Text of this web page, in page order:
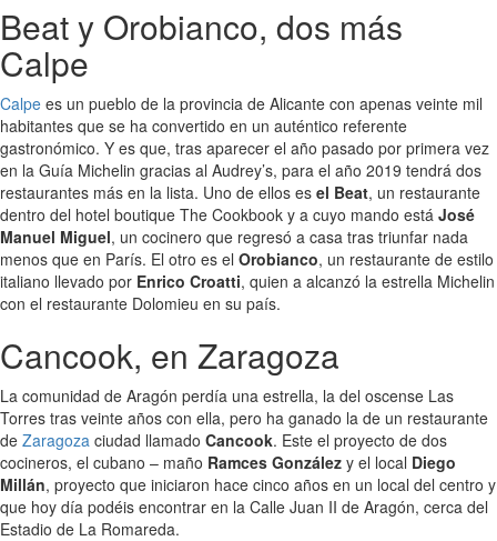
Beat y Orobianco, dos más
Calpe
Calpe es un pueblo de la provincia de Alicante con apenas veinte mil
habitantes que se ha convertido en un auténtico referente
gastronómico. Y es que, tras aparecer el año pasado por primera vez
en la Guía Michelin gracias al Audrey’s, para el año 2019 tendrá dos
restaurantes más en la lista. Uno de ellos es el Beat, un restaurante
dentro del hotel boutique The Cookbook y a cuyo mando está José
Manuel Miguel, un cocinero que regresó a casa tras triunfar nada
menos que en París. El otro es el Orobianco, un restaurante de estilo
italiano llevado por Enrico Croatti, quien a alcanzó la estrella Michelin
con el restaurante Dolomieu en su país.
Cancook, en Zaragoza
La comunidad de Aragón perdía una estrella, la del oscense Las
Torres tras veinte años con ella, pero ha ganado la de un restaurante
de Zaragoza ciudad llamado Cancook. Este el proyecto de dos
cocineros, el cubano – maño Ramces González y el local Diego
Millán, proyecto que iniciaron hace cinco años en un local del centro y
que hoy día podéis encontrar en la Calle Juan II de Aragón, cerca del
Estadio de La Romareda.